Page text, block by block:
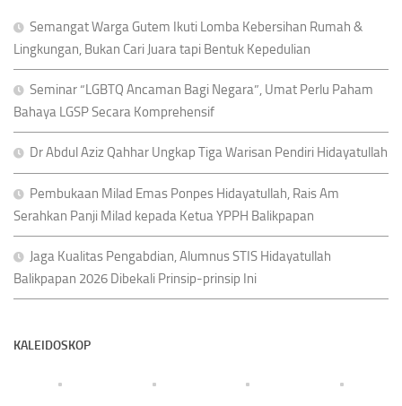
Semangat Warga Gutem Ikuti Lomba Kebersihan Rumah &
Lingkungan, Bukan Cari Juara tapi Bentuk Kepedulian
Seminar “LGBTQ Ancaman Bagi Negara”, Umat Perlu Paham
Bahaya LGSP Secara Komprehensif
Dr Abdul Aziz Qahhar Ungkap Tiga Warisan Pendiri Hidayatullah
Pembukaan Milad Emas Ponpes Hidayatullah, Rais Am
Serahkan Panji Milad kepada Ketua YPPH Balikpapan
Jaga Kualitas Pengabdian, Alumnus STIS Hidayatullah
Balikpapan 2026 Dibekali Prinsip-prinsip Ini
KALEIDOSKOP